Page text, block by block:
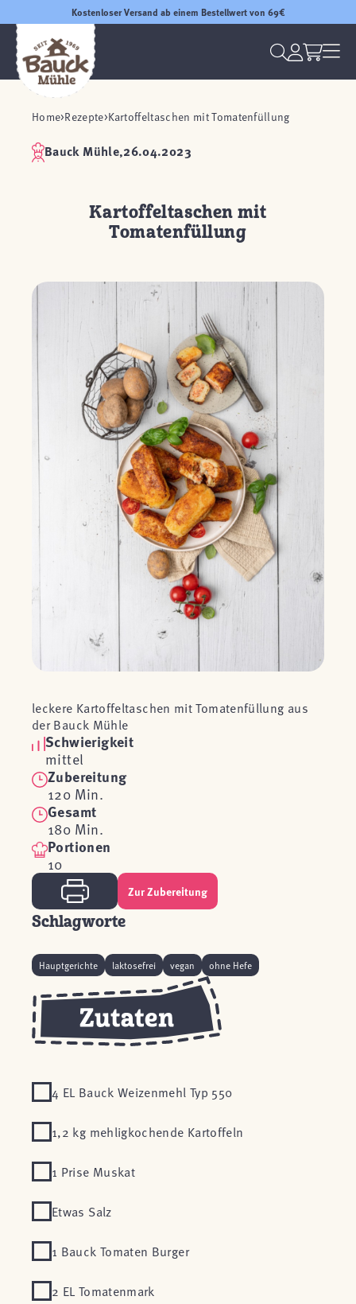
Kostenloser Versand ab einem Bestellwert von 69€
Home Rezepte Kartoffeltaschen mit Tomatenfüllung
Bauck Mühle,26.04.2023
Kartoffeltaschen mit
Tomatenfüllung
leckere Kartoffeltaschen mit Tomatenfüllung aus
der Bauck Mühle
Schwierigkeit
mittel
Zubereitung
120 Min.
Gesamt
180 Min.
Portionen
10
Zur Zubereitung
Schlagworte
Hauptgerichte laktosefrei vegan ohne Hefe
4 EL Bauck Weizenmehl Typ 550
1,2 kg mehligkochende Kartoffeln
1 Prise Muskat
Etwas Salz
1 Bauck Tomaten Burger
2 EL Tomatenmark